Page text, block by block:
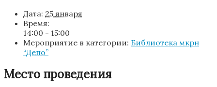
Дата: 25 января
Время:
14:00 - 15:00
Мероприятие в категории: Библиотека мкрн
“Депо”
Место проведения